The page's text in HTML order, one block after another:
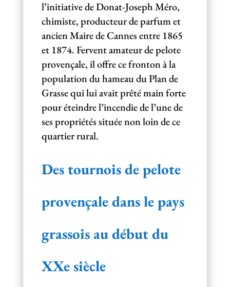
l’initiative de Donat-Joseph Méro,
chimiste, producteur de parfum et
ancien Maire de Cannes entre 1865
et 1874. Fervent amateur de pelote
provençale, il offre ce fronton à la
population du hameau du Plan de
Grasse qui lui avait prêté main forte
pour éteindre l’incendie de l’une de
ses propriétés située non loin de ce
quartier rural.
Des tournois de pelote
provençale dans le pays
grassois au début du
XXe siècle